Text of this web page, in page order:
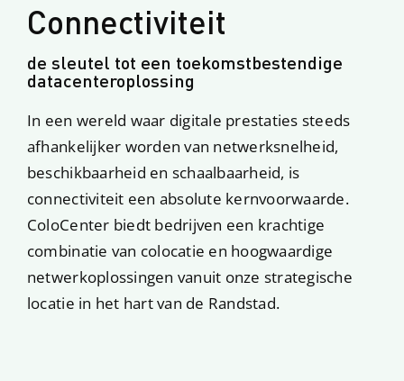
Connectiviteit
de sleutel tot een toekomstbestendige
datacenteroplossing
In een wereld waar digitale prestaties steeds
afhankelijker worden van netwerksnelheid,
beschikbaarheid en schaalbaarheid, is
connectiviteit een absolute kernvoorwaarde.
ColoCenter biedt bedrijven een krachtige
combinatie van colocatie en hoogwaardige
netwerkoplossingen vanuit onze strategische
locatie in het hart van de Randstad.